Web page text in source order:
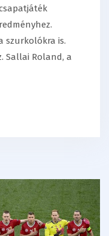
szurkolókra is.
Sallai Roland, a